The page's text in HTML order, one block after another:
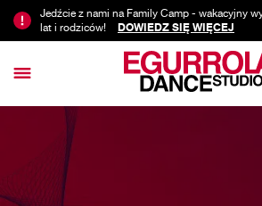
Jedźcie z nami na Family Camp - wakacyjny
lat i rodziców!
DOWIEDZ SIĘ WIĘCEJ